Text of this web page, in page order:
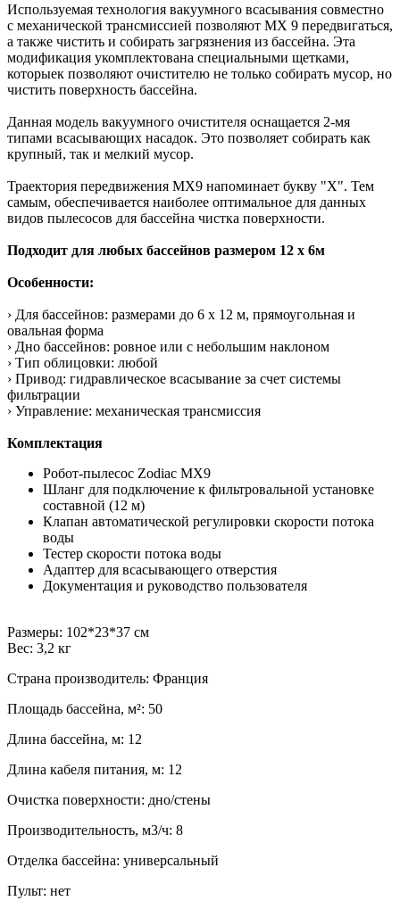
Используемая технология вакуумного всасывания совместно
с механической трансмиссией позволяют MX 9 передвигаться,
а также чистить и собирать загрязнения из бассейна. Эта
модификация укомплектована специальными щетками,
которыек позволяют очистителю не только собирать мусор, но
чистить поверхность бассейна.
Данная модель вакуумного очистителя оснащается 2-мя
типами всасывающих насадок. Это позволяет собирать как
крупный, так и мелкий мусор.
Траектория передвижения MX9 напоминает букву "X". Тем
самым, обеспечивается наиболее оптимальное для данных
видов пылесосов для бассейна чистка поверхности.
Подходит для любых бассейнов размером 12 х 6м
Особенности:
› Для бассейнов: размерами до 6 х 12 м, прямоугольная и
овальная форма
› Дно бассейнов: ровное или с небольшим наклоном
› Тип облицовки: любой
› Привод: гидравлическое всасывание за счет системы
фильтрации
› Управление: механическая трансмиссия
Комплектация
Робот-пылесос Zodiac MX9
Шланг для подключение к фильтровальной установке
составной (12 м)
Клапан автоматической регулировки скорости потока
воды
Тестер скорости потока воды
Адаптер для всасывающего отверстия
Документация и руководство пользователя
Размеры: 102*23*37 см
Вес: 3,2 кг
Страна производитель: Франция
Площадь бассейна, м²: 50
Длина бассейна, м: 12
Длина кабеля питания, м: 12
Очистка поверхности: дно/стены
Производительность, м3/ч: 8
Отделка бассейна: универсальный
Пульт: нет